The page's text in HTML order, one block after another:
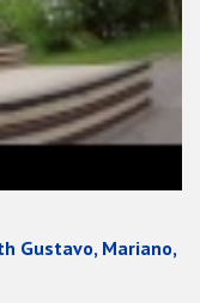
Gustavo, Mariano,